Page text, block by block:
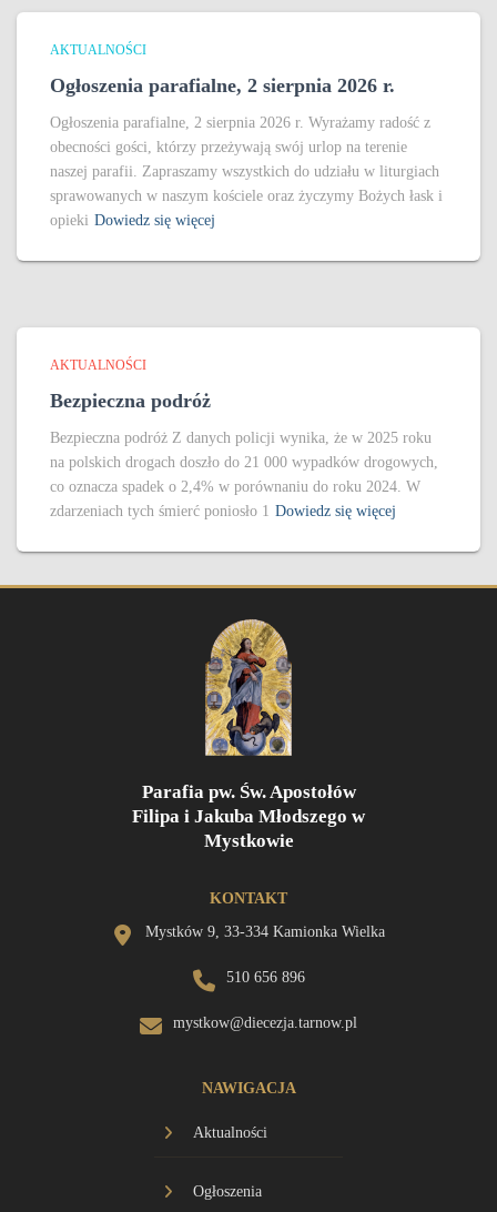
AKTUALNOŚCI
Ogłoszenia parafialne, 2 sierpnia 2026 r.
Ogłoszenia parafialne, 2 sierpnia 2026 r. Wyrażamy radość z
obecności gości, którzy przeżywają swój urlop na terenie
naszej parafii. Zapraszamy wszystkich do udziału w liturgiach
sprawowanych w naszym kościele oraz życzymy Bożych łask i
opieki Dowiedz się więcej
AKTUALNOŚCI
Bezpieczna podróż
Bezpieczna podróż Z danych policji wynika, że w 2025 roku
na polskich drogach doszło do 21 000 wypadków drogowych,
co oznacza spadek o 2,4% w porównaniu do roku 2024. W
zdarzeniach tych śmierć poniosło 1 Dowiedz się więcej
Parafia pw. Św. Apostołów
Filipa i Jakuba Młodszego w
Mystkowie
KONTAKT
Mystków 9, 33-334 Kamionka Wielka
510 656 896
mystkow@diecezja.tarnow.pl
NAWIGACJA
Aktualności
Ogłoszenia